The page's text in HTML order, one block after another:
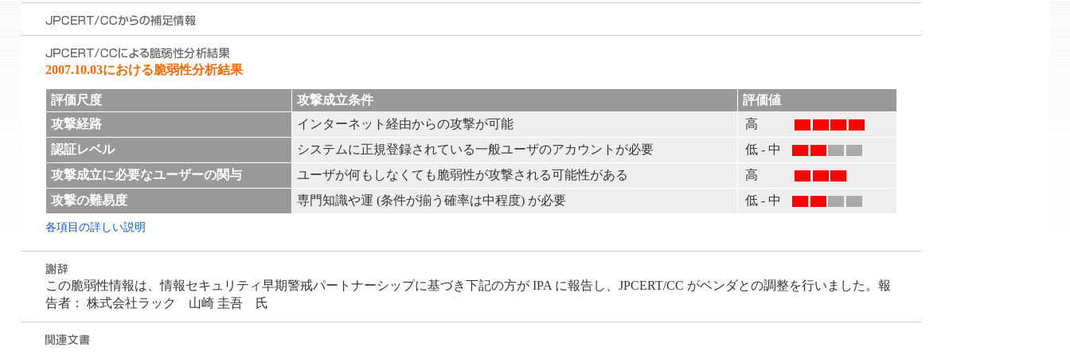
2007.10.03における脆弱性分析結果
評価尺度 攻撃成立条件
評価値
攻撃経路
インターネット経由からの攻撃が可能
高
認証レベル
システムに正規登録されている一般ユーザのアカウントが必要
低 - 中
攻撃成立に必要なユーザーの関与
ユーザが何もしなくても脆弱性が攻撃される可能性がある
高
攻撃の難易度
専門知識や運 (条件が揃う確率は中程度) が必要 低 - 中
各項目の詳しい説明
この脆弱性情報は、情報セキュリティ早期警戒パートナーシップに基づき下記の方が IPA に報告し、JPCERT/CC がベンダとの調整を行いました。報
告者： 株式会社ラック 山崎 圭吾 氏